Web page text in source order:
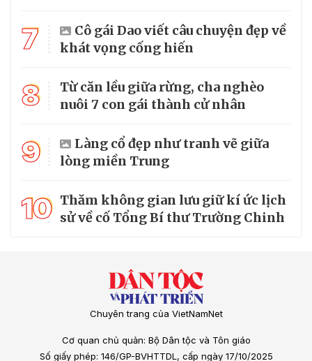
7
Cô gái Dao viết câu chuyện đẹp về
khát vọng cống hiến
8
Từ căn lều giữa rừng, cha nghèo
nuôi 7 con gái thành cử nhân
9
Làng cổ đẹp như tranh vẽ giữa
lòng miền Trung
10 Thăm không gian lưu giữ kí ức lịch
sử về cố Tổng Bí thư Trường Chinh
Chuyên trang của VietNamNet
Cơ quan chủ quản: Bộ Dân tộc và Tôn giáo
Số giấy phép: 146/GP-BVHTTDL, cấp ngày 17/10/2025